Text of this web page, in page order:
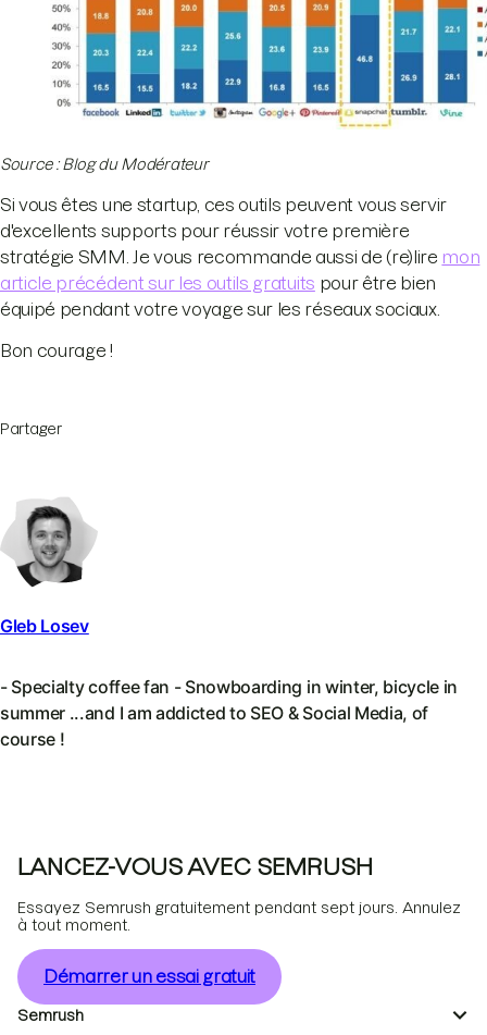
Source : Blog du Modérateur
Si vous êtes une startup, ces outils peuvent vous servir
d'excellents supports pour réussir votre première
stratégie SMM. Je vous recommande aussi de (re)lire mon
article précédent sur les outils gratuits pour être bien
équipé pendant votre voyage sur les réseaux sociaux.
Bon courage !
Partager
Gleb Losev
- Specialty coffee fan - Snowboarding in winter, bicycle in
summer ...and I am addicted to SEO & Social Media, of
course !
LANCEZ-VOUS AVEC SEMRUSH
Essayez Semrush gratuitement pendant sept jours. Annulez
à tout moment.
Démarrer un essai gratuit
Semrush